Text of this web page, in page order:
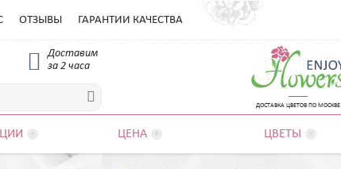
ДОСТАВКА ЦВЕТОВ ПО МОСКВЕ

ОТЗЫВЫ ГАРАНТИИ КАЧЕСТВА

Доставим
за 2 часа
ЦЕНА ЦВЕТЫ